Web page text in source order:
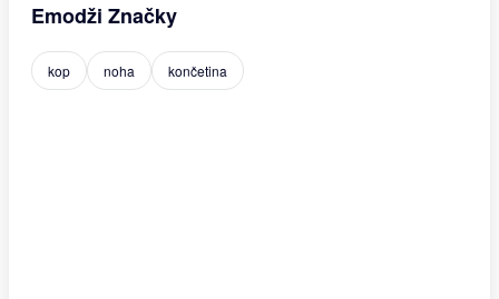
Emodži Značky
kop noha končetina